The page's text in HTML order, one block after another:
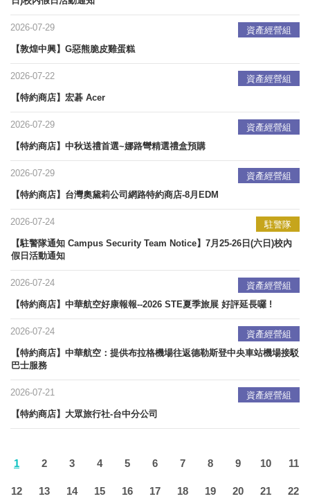
資產經營組
2026-07-29
【敦煌中興】G惡熊脆皮雞蛋糕
資產經營組
2026-07-22
【特約商店】宏碁 Acer
資產經營組
2026-07-29
【特約商店】中秋送禮首選~娜路彎精選禮盒預購
資產經營組
2026-07-29
【特約商店】台灣奧黛莉公司網路特約商店-8月EDM
駐警隊
2026-07-24
【駐警隊通知 Campus Security Team Notice】7月25-26日(六日)校內
假日活動通知
資產經營組
2026-07-24
【特約商店】中華航空好康報報--2026 STE夏季旅展 好評延長囉 !
資產經營組
2026-07-24
【特約商店】中華航空：提供布拉格機場往返德勒斯登中央車站機場接駁
巴士服務
資產經營組
2026-07-21
【特約商店】大眾旅行社-台中分公司
1 2 3 4 5 6 7 8 9 10 11
12 13 14 15 16 17 18 19 20 21 22